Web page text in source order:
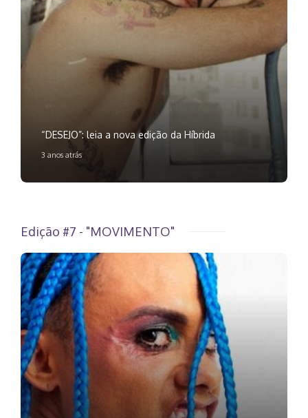
“DESEJO”: leia a nova edição da Híbrida
3 anos atrás
Edição #7 - "MOVIMENTO"